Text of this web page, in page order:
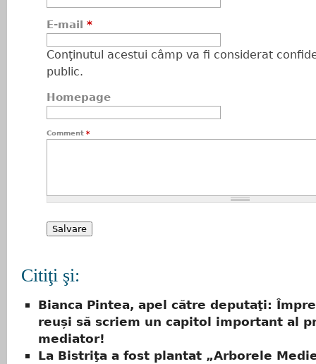
E-mail *
Conţinutul acestui câmp va fi considerat
public.
Homepage
Comment *
Citiţi şi:
Bianca Pintea, apel către deputaţi:
reuși să scriem un capitol important al
mediator!
La Bistriţa a fost plantat „Arborele